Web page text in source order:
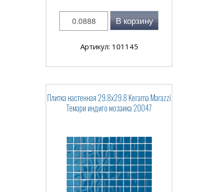
В корзину
Артикул: 101145
Плитка настенная 29.8x29.8 Kerama Marazzi
Темари индиго мозаика 20047